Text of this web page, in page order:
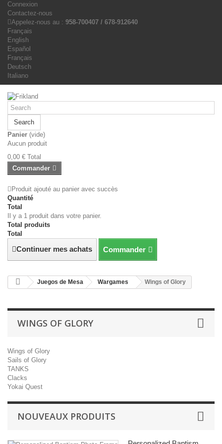
Connexion
Contactez-nous
Appelez-nous au : 958-700407 / 678-912640
Français
English
Español
Français
Deutsch
Italiano
Search
Panier (vide)
Aucun produit
0,00 € Total
Commander
Produit ajouté au panier avec succès
Quantité
Total
Il y a 1 produit dans votre panier.
Total produits
Total
Continuer mes achats Commander
Juegos de Mesa Wargames Wings of Glory
WINGS OF GLORY
Wings of Glory
Sails of Glory
TANKS
Clacks
Yokai Quest
NOUVEAUX PRODUITS